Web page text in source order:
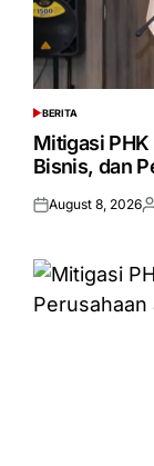
POSTED
IN
BERITA
Mitigasi
Bisnis, dan
Posted
August 8, 2026